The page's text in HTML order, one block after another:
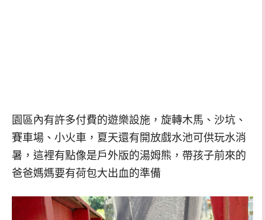
園區內有許多付費的遊樂設施，旋轉木馬、沙坑、
賽車場、小火車，夏天還有開放戲水池可供玩水消
暑，這裡有點像是戶外版的湯姆熊，帶孩子前來的
爸爸媽媽要有荷包大出血的準備